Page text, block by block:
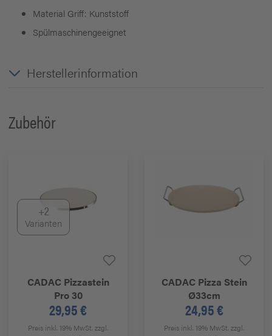
Material Griff: Kunststoff
Spülmaschinengeeignet
Herstellerinformation
Zubehör
+2
Varianten
CADACPizzastein
Pro 30
29,95 €
Preis inkl. 19% MwSt.zzgl.
CADACPizza Stein
Ø33cm
24,95 €
Preis inkl. 19% MwSt.zzgl.